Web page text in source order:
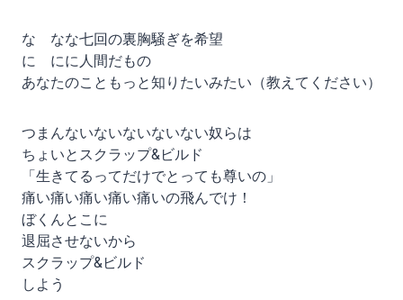
な なな七回の裏胸騒ぎを希望
に にに人間だもの
あなたのこともっと知りたいみたい（教えてください）
つまんないないないないない奴らは
ちょいとスクラップ&ビルド
「生きてるってだけでとっても尊いの」
痛い痛い痛い痛い痛いの飛んでけ！
ぼくんとこに
退屈させないから
スクラップ&ビルド
しよう